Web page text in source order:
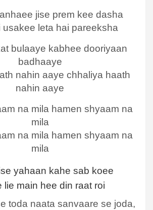
jise prem kee dasha
usakee leta hai pareeksha
bulaaye kabhee dooriyaan
badhaaye
nahin aaye chhaliya haath
nahin aaye
na mila hamen shyaam na
mila
na mila hamen shyaam na
mila
yahaan kahe sab koee
lie main hee din raat roi
toda naata sanvaare se joda,